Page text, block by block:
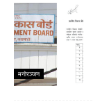
मनाेरञ्जन